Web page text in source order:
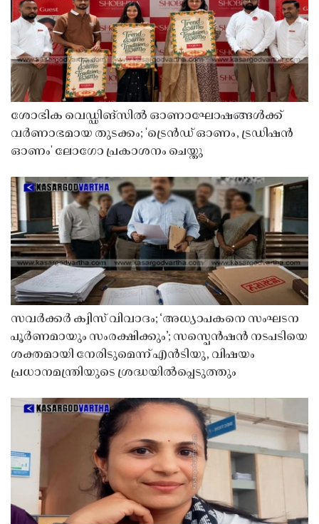
ശോഭിക വെഡ്ഡിങ്സിൽ ഓണാഘോഷങ്ങൾക്ക്
വർണാഭമായ തുടക്കം; 'ട്രെൻഡ് ഓണം, ട്രഡിഷൻ
ഓണം' ലോഗോ പ്രകാശനം ചെയ്തു
സവർക്കർ ക്വിസ് വിവാദം; ‘അധ്യാപകനെ സംഘടന
പൂർണമായും സംരക്ഷിക്കും’; സസ്പെൻഷൻ നടപടിയെ
ശക്തമായി നേരിടുമെന്ന് എൻടിയു, വിഷയം
പ്രധാനമന്ത്രിയുടെ ശ്രദ്ധയിൽപ്പെടുത്തും